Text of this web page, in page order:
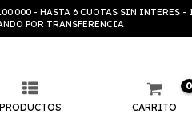
- HASTA 6 CUOTAS SIN INTERES -
POR TRANSFERENCIA
PRODUCTOS CARRITO
0